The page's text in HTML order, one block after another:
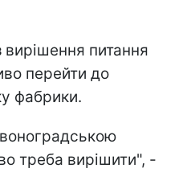
вирішення питання
перейти до
фабрики.
треба вирішити", -